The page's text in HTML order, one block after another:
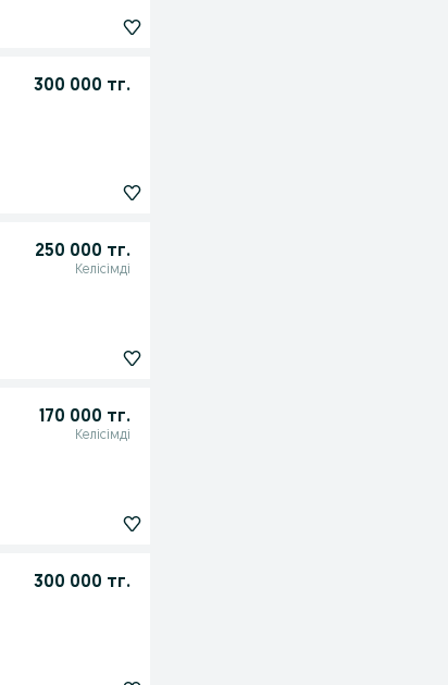
300 000 тг.
250 000 тг.
Келісімді
170 000 тг.
Келісімді
300 000 тг.